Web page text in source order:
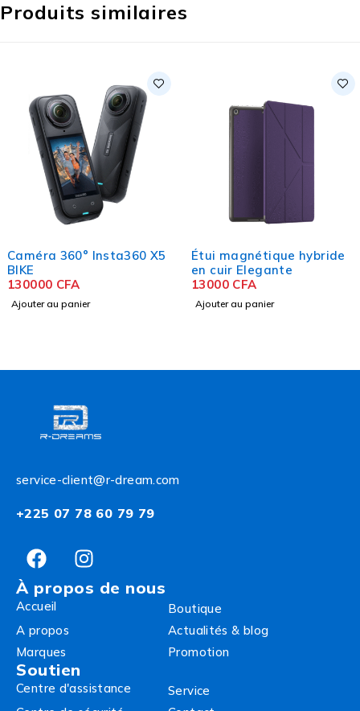
Produits similaires
Caméra 360° Insta360 X5
BIKE
130000 CFA
Ajouter au panier
Étui magnétique hybride
en cuir Elegante
13000 CFA
Ajouter au panier
service-client@r-dream.com
+225 07 78 60 79 79
À propos de nous
Accueil
Boutique
A propos
Actualités & blog
Marques
Promotion
Soutien
Centre d'assistance
Service